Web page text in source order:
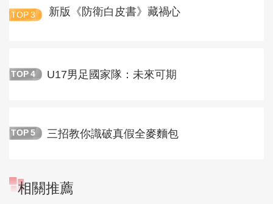
TOP 3 新版《防衛白皮書》藏禍心
TOP 4 U17男足國家隊：未來可期
TOP 5 三招教你識破真假全麥麵包
相關推薦